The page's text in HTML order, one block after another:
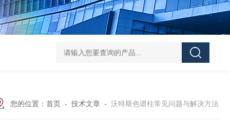
您的位置： 首页 - 技术文章 - 沃特斯色谱柱常见问题与解决方法